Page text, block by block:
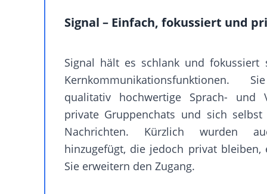
Signal – Einfach, fokussiert und
Signal hält es schlank und fokussiert
Kernkommunikationsfunktionen.
qualitativ hochwertige Sprach- und
private Gruppenchats und sich selbst
Nachrichten. Kürzlich wurden
hinzugefügt, die jedoch privat bleiben,
Sie erweitern den Zugang.